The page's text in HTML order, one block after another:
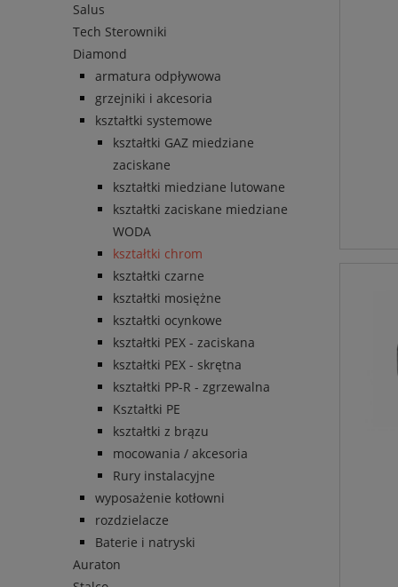
Salus
Tech Sterowniki
Diamond
armatura odpływowa
grzejniki i akcesoria
kształtki systemowe
kształtki GAZ miedziane
zaciskane
kształtki miedziane lutowane
kształtki zaciskane miedziane
WODA
kształtki chrom
kształtki czarne
kształtki mosiężne
kształtki ocynkowe
kształtki PEX - zaciskana
kształtki PEX - skrętna
kształtki PP-R - zgrzewalna
Kształtki PE
kształtki z brązu
mocowania / akcesoria
Rury instalacyjne
wyposażenie kotłowni
rozdzielacze
Baterie i natryski
Auraton